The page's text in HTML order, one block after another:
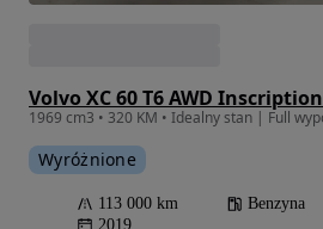
Volvo XC 60 T6 AWD Inscription
Wyróżnione
113 000 km Benzyna
2019